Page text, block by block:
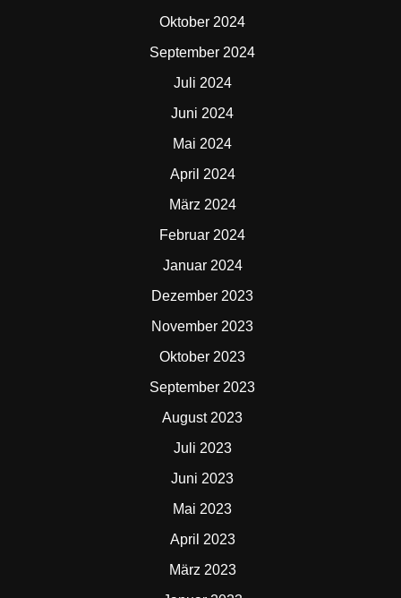
Oktober 2024
September 2024
Juli 2024
Juni 2024
Mai 2024
April 2024
März 2024
Februar 2024
Januar 2024
Dezember 2023
November 2023
Oktober 2023
September 2023
August 2023
Juli 2023
Juni 2023
Mai 2023
April 2023
März 2023